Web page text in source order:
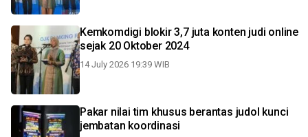
Kemkomdigi blokir 3,7 juta konten judi online
sejak 20 Oktober 2024
14 July 2026 19:39 WIB
Pakar nilai tim khusus berantas judol kunci
jembatan koordinasi